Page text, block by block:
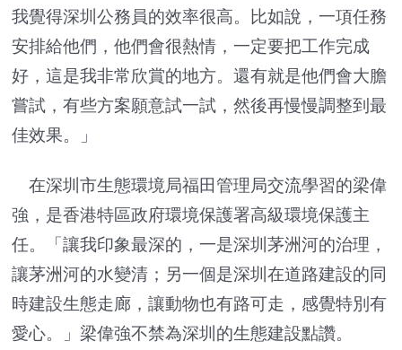
我覺得深圳公務員的效率很高。比如說，一項任務
安排給他們，他們會很熱情，一定要把工作完成
好，這是我非常欣賞的地方。還有就是他們會大膽
嘗試，有些方案願意試一試，然後再慢慢調整到最
佳效果。」
在深圳市生態環境局福田管理局交流學習的梁偉
強，是香港特區政府環境保護署高級環境保護主
任。「讓我印象最深的，一是深圳茅洲河的治理，
讓茅洲河的水變清；另一個是深圳在道路建設的同
時建設生態走廊，讓動物也有路可走，感覺特別有
愛心。」梁偉強不禁為深圳的生態建設點讚。